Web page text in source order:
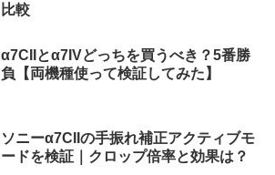
比較
α7CIIとα7IVどっちを買うべき？5番勝
負【両機種使って検証してみた】
ソニーα7CIIの手振れ補正アクティブモ
ードを検証｜クロップ倍率と効果は？